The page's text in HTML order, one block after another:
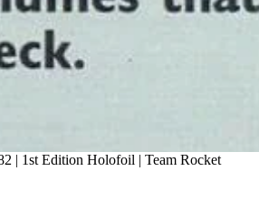
| 1st Edition Holofoil | Team Rocket